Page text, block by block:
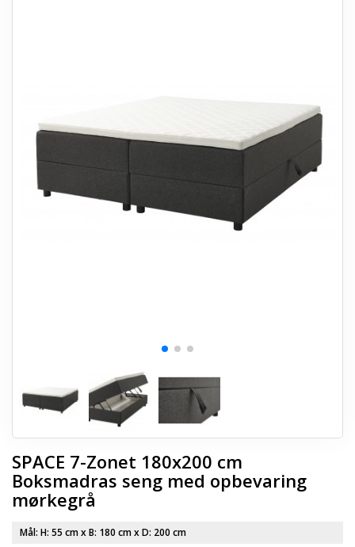
TÆPPER
LAMPER
HAVEMØBLER
SPACE 7-Zonet 180x200 cm
Boksmadras seng med opbevaring
mørkegrå
Mål: H: 55 cmx B: 180 cmx D: 200 cm